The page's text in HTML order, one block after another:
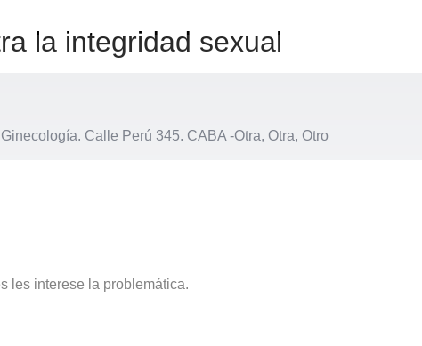
la integridad sexual
Calle Perú 345. CABA -Otra, Otra, Otro
les interese la problemática.